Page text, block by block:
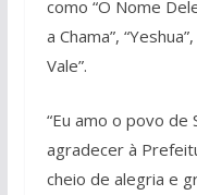
como “O Nome
a Chama”,
Vale”.
“Eu amo o povo de
agradecer à
cheio de alegria e